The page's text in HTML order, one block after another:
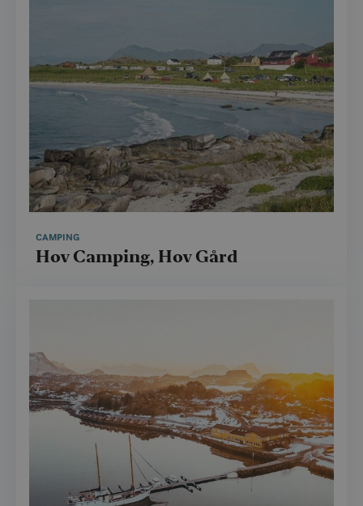
CAMPING
Hov Camping, Hov Gård